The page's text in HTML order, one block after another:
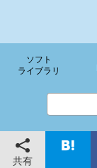
ソフト
ライブラリ
共有